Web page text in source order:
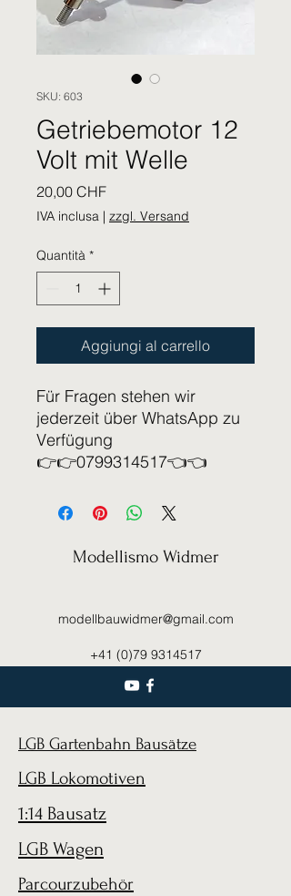
SKU: 603
Getriebemotor 12
Volt mit Welle
20,00 CHFPrezzo
IVA inclusa | zzgl. Versand
Quantità *
Aggiungi al carrello
Für Fragen stehen wir
jederzeit über WhatsApp zu
Verfügung
👉👉0799314517👈👈
Modellismo Widmer
modellbauwidmer@gmail.com
+41 (0)79 9314517
LGB Gartenbahn Bausätze
LGB Lokomotiven
1:14 Bausatz
LGB Wagen
Parcourzubehör